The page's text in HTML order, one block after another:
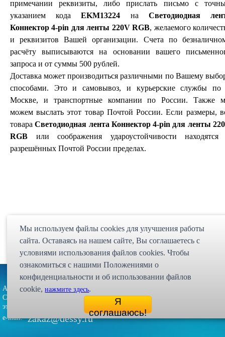
примечании реквизиты, либо прислать письмо с
указанием кодаEKM13224 на Светодиодная
Коннектор 4-pin для ленты 220V RGB, желаемого
и реквизитов Вашей организации. Счета по
расчёту выписываются на основании вашего
запроса и от суммы 500 рублей.
Доставка может производиться различными по Вашему
способами. Это и самовывоз, и курьерские службы по
Москве, и транспортные компании по России. Также
можем выслать этот товар Почтой России. Если размеры,
товараСветодиодная лента Коннектор 4-pin для ленты
RGB или соображения удароустойчивости
разрешённых Почтой России пределах.
Мы используем файлы cookies для улучшения работы
сайта. Оставаясь на нашем сайте, Bы соглашаетесь с
условиями использования файлов cookies. Чтобы
ознакомиться с нашими Положениями о
конфиденциальности и об использовании файлов
cookie,нажмите здесь.
Я
соглашаюсь!
Партнёрская программа Карта сайта Статьи Экспедиция
Адрес: 107023, г. Москва, ул. Малая
Семёновская, д. 3А, стр. 1, 5-й
этаж, офис 513
e-mail:
zakaz@dessy.ru